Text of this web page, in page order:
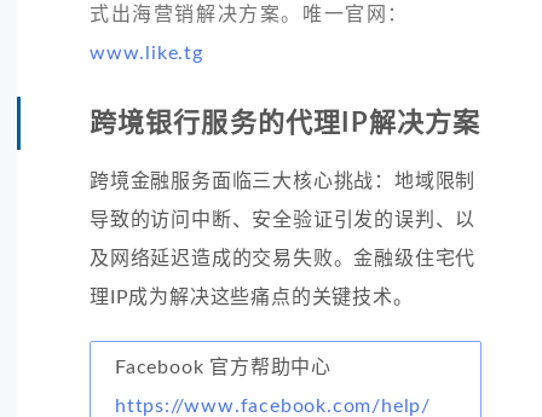
式出海营销解决方案。唯一官网：
www.like.tg
跨境银行服务的代理IP解决方案
跨境金融服务面临三大核心挑战：地域限制
导致的访问中断、安全验证引发的误判、以
及网络延迟造成的交易失败。金融级住宅代
理IP成为解决这些痛点的关键技术。
Facebook 官方帮助中心
https://www.facebook.com/help/